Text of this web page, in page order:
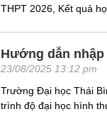
THPT 2026, Kết quả
Hướng dẫn
23/08/2025 13:12 pm
Trường Đại học Thái
trình độ đại học hình